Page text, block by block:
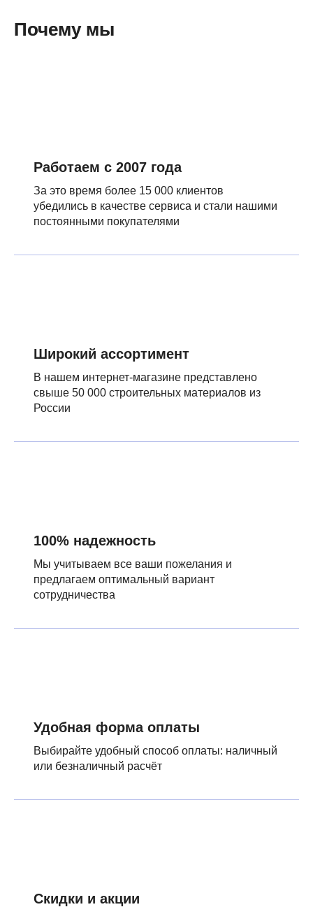
Почему мы
Работаем с 2007 года
За это время более 15 000 клиентов
убедились в качестве сервиса и стали нашими
постоянными покупателями
Широкий ассортимент
В нашем интернет-магазине представлено
свыше 50 000 строительных материалов из
России
100% надежность
Мы учитываем все ваши пожелания и
предлагаем оптимальный вариант
сотрудничества
Удобная форма оплаты
Выбирайте удобный способ оплаты: наличный
или безналичный расчёт
Скидки и акции